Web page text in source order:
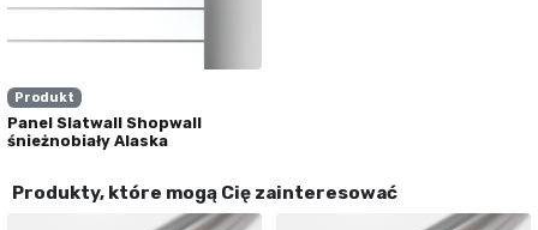
Produkt
Panel Slatwall Shopwall
śnieżnobiały Alaska
Produkty, które mogą Cię zainteresować